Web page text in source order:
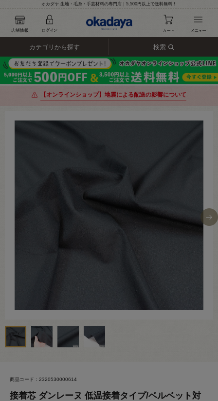
オカダヤ 生地・毛糸・手芸材料の専門店｜5,500円以上で送料無料！
カテゴリから探す 検索
【オンラインショップ】地震による配送の影響について
商品コード：2320530000614
接着芯 ダンレーヌ 低温接着タイプ/ベルベット対